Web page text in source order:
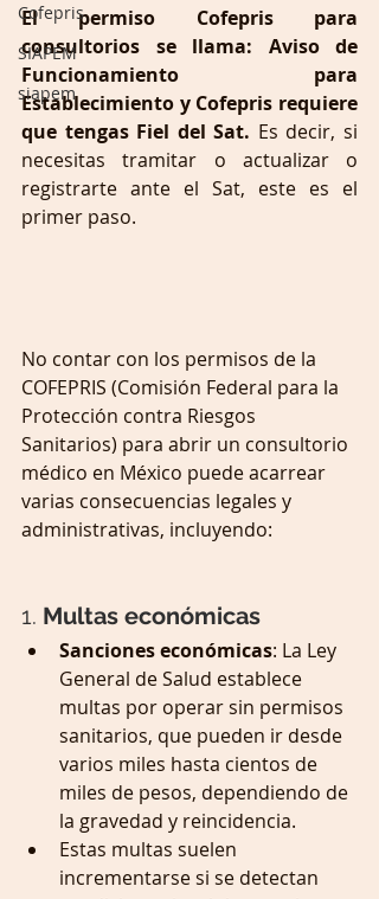
Cofepris
SIAPEM
siapem
El permiso Cofepris para
consultorios se llama: Aviso de
Funcionamiento para
Establecimiento y Cofepris requiere
que tengas Fiel del Sat. Es decir, si
necesitas tramitar o actualizar o
registrarte ante el Sat, este es el
primer paso.
No contar con los permisos de la
COFEPRIS (Comisión Federal para la
Protección contra Riesgos
Sanitarios) para abrir un consultorio
médico en México puede acarrear
varias consecuencias legales y
administrativas, incluyendo:
1. Multas económicas
Sanciones económicas: La Ley
General de Salud establece
multas por operar sin permisos
sanitarios, que pueden ir desde
varios miles hasta cientos de
miles de pesos, dependiendo de
la gravedad y reincidencia.
Estas multas suelen
incrementarse si se detectan